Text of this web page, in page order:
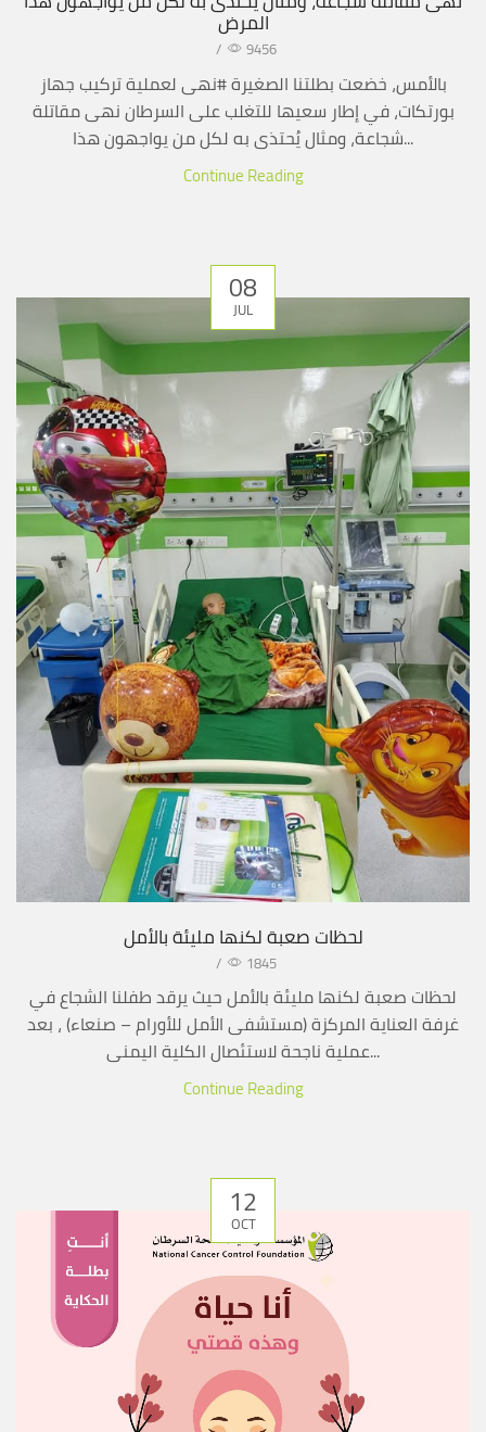
المرض
/ 9456
بالأمس، خضعت بطلتنا الصغيرة #نهى لعملية تركيب جهاز
بورتكات، في إطار سعيها للتغلب على السرطان نهى مقاتلة
شجاعة، ومثال يُحتذى به لكل من يواجهون هذا...
Continue Reading
08
JUL
لحظات صعبة لكنها مليئة بالأمل
/ 1845
لحظات صعبة لكنها مليئة بالأمل حيث يرقد طفلنا الشجاع في
غرفة العناية المركزة (مستشفى الأمل للأورام – صنعاء) ، بعد
عملية ناجحة لاستئصال الكلية اليمنى...
Continue Reading
12
OCT